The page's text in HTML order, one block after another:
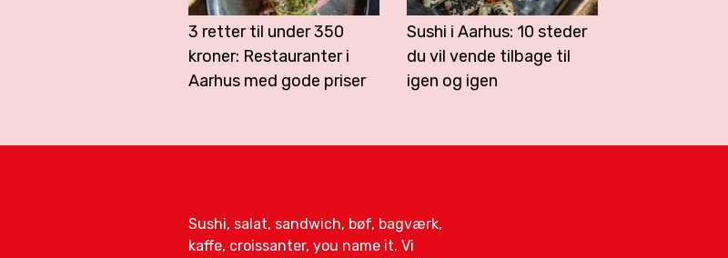
3 retter til under 350
kroner: Restauranter i
Aarhus med gode priser
Sushi i Aarhus: 10 steder
du vil vende tilbage til
igen og igen
Sushi, salat, sandwich, bøf, bagværk,
kaffe, croissanter, you name it. Vi